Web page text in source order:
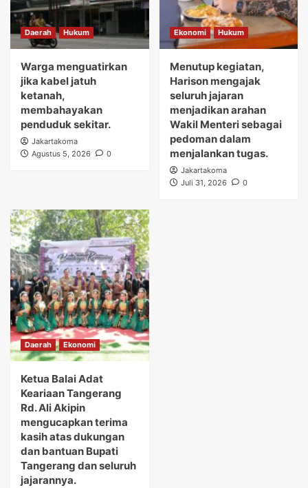
Daerah Hukum
Warga menguatirkan
jika kabel jatuh
ketanah,
membahayakan
penduduk sekitar.
Jakartakoma
Agustus 5, 2026
0
Ekonomi Hukum
Menutup kegiatan,
Harison mengajak
seluruh jajaran
menjadikan arahan
Wakil Menteri sebagai
pedoman dalam
menjalankan tugas.
Jakartakoma
Juli 31, 2026
0
Daerah Ekonomi
Ketua Balai Adat
Keariaan Tangerang
Rd. Ali Akipin
mengucapkan terima
kasih atas dukungan
dan bantuan Bupati
Tangerang dan seluruh
jajarannya.